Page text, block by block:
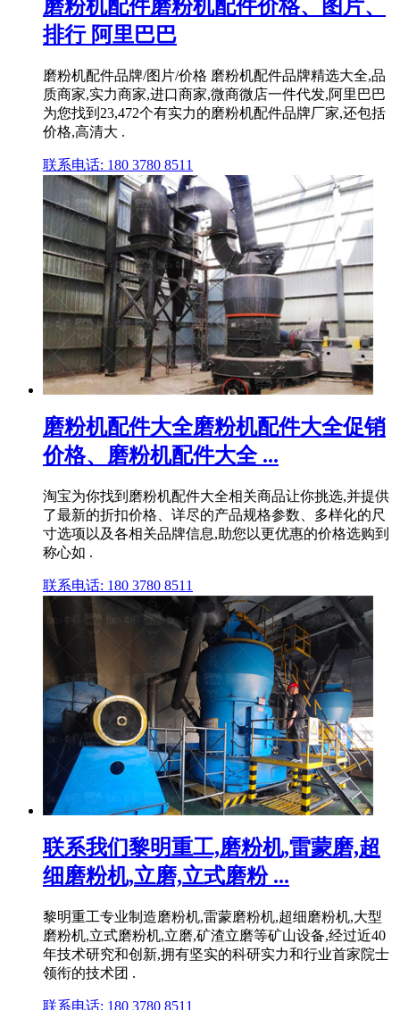
磨粉机配件磨粉机配件价格、图片、
排行 阿里巴巴
磨粉机配件品牌/图片/价格 磨粉机配件品牌精选大全,品
质商家,实力商家,进口商家,微商微店一件代发,阿里巴巴
为您找到23,472个有实力的磨粉机配件品牌厂家,还包括
价格,高清大 .
联系电话: 180 3780 8511
磨粉机配件大全磨粉机配件大全促销
价格、磨粉机配件大全 ...
淘宝为你找到磨粉机配件大全相关商品让你挑选,并提供
了最新的折扣价格、详尽的产品规格参数、多样化的尺
寸选项以及各相关品牌信息,助您以更优惠的价格选购到
称心如 .
联系电话: 180 3780 8511
联系我们黎明重工,磨粉机,雷蒙磨,超
细磨粉机,立磨,立式磨粉 ...
黎明重工专业制造磨粉机,雷蒙磨粉机,超细磨粉机,大型
磨粉机,立式磨粉机,立磨,矿渣立磨等矿山设备,经过近40
年技术研究和创新,拥有坚实的科研实力和行业首家院士
领衔的技术团 .
联系电话: 180 3780 8511